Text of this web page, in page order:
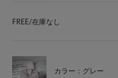
FREE/在庫なし
カラー：グレー